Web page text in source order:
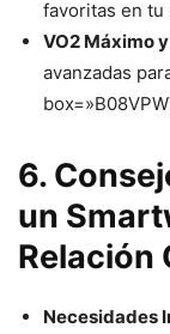
favoritas en tu
VO2 Máximo
avanzadas
6.
un
Relación
Necesidades